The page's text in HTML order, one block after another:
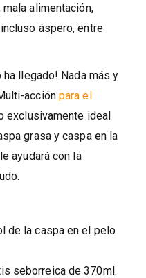
alimentación,
áspero, entre
llegado! Nada más y
acción para el
exclusivamente ideal
grasa y caspa en la
ayudará con la
de la caspa en el pelo
seborreica de 370ml.